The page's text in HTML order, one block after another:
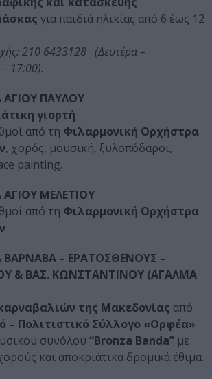
για παιδιά ηλικίας από 6 έως 12
210 6433128 (Δευτέρα –
17:00).
ΑΓΙΟΥ ΠΑΥΛΟΥ
γιορτή
από τη Φιλαρμονική Ορχήστρα
, χορός, μουσική, ξυλοπόδαροι,
painting.
ΑΓΙΟΥ ΜΕΛΕΤΙΟΥ
από τη Φιλαρμονική Ορχήστρα
ΒΑΡΝΑΒΑ – ΕΡΑΤΟΣΘΕΝΟΥΣ –
& ΒΑΣ. ΚΩΝΣΤΑΝΤΙΝΟΥ (ΑΓΑΛΜΑ
της Μακεδονίας από
– Πολιτιστικό Σύλλογο «Ορφέα»
συνόλου “Bronza Banda” με
και αποκριάτικα δρομικά έθιμα.